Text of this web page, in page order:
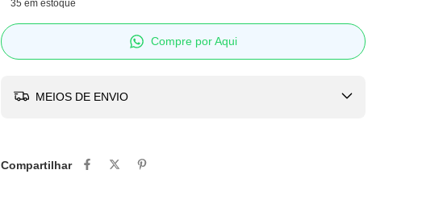
35 em estoque
Compre por Aqui
MEIOS DE ENVIO
Compartilhar